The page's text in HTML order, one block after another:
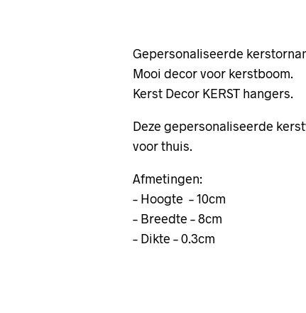
Gepersonaliseerde
Mooi decor voor kerstboom.
Kerst Decor KERST hangers.
Deze gepersonaliseerde
voor thuis.
Afmetingen:
– Hoogte – 10cm
– Breedte – 8cm
– Dikte – 0.3cm